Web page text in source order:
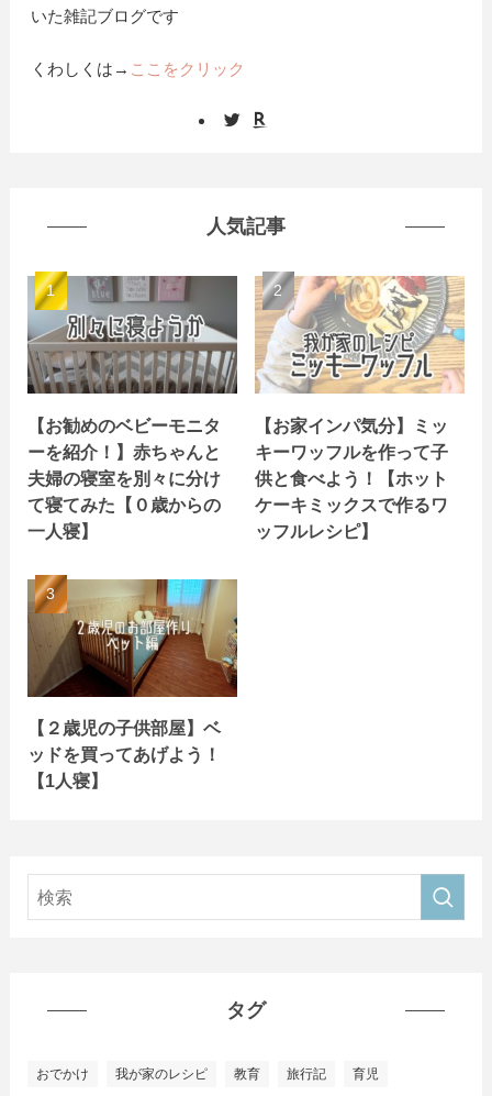
いた雑記ブログです
くわしくは→ ここをクリック
人気記事
【お勧めのベビーモニタ
ーを紹介！】赤ちゃんと
夫婦の寝室を別々に分け
て寝てみた【０歳からの
一人寝】
【お家インパ気分】ミッ
キーワッフルを作って子
供と食べよう！【ホット
ケーキミックスで作るワ
ッフルレシピ】
【２歳児の子供部屋】ベ
ッドを買ってあげよう！
【1人寝】
タグ
おでかけ 我が家のレシピ 教育 旅行記 育児